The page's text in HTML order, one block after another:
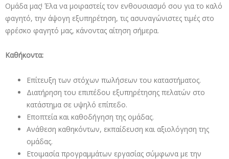
Ομάδα μας! Έλα να μοιραστείς τον ενθουσιασμό σου για το καλό
φαγητό, την άψογη εξυπηρέτηση, τις ασυναγώνιστες τιμές στο
φρέσκο φαγητό μας, κάνοντας αίτηση σήμερα.
Καθήκοντα:
Επίτευξη των στόχων πωλήσεων του καταστήματος.
Διατήρηση του επιπέδου εξυπηρέτησης πελατών στο
κατάστημα σε υψηλό επίπεδο.
Εποπτεία και καθοδήγηση της ομάδας.
Ανάθεση καθηκόντων, εκπαίδευση και αξιολόγηση της
ομάδας.
Ετοιμασία προγραμμάτων εργασίας σύμφωνα με την